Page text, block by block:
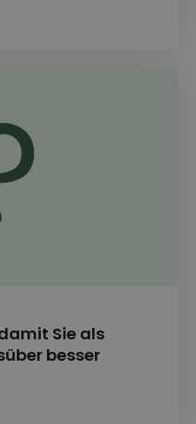
Sie als
besser